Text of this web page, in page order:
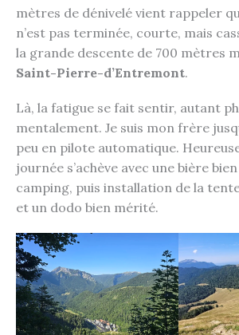
mètres de dénivelé vient rappeler
n’est pas terminée, courte, mais
la grande descente de 700 mètres
Saint-Pierre-d’Entremont.
Là, la fatigue se fait sentir, autant
mentalement. Je suis mon frère
peu en pilote automatique.
journée s’achève avec une bière
camping, puis installation de la
et un dodo bien mérité.